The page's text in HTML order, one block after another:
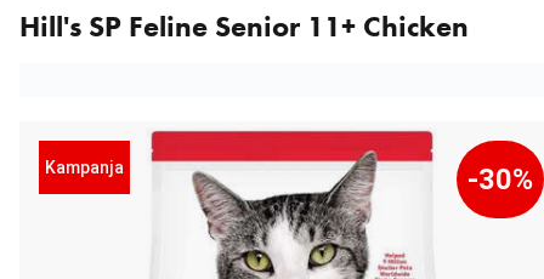
Eläinlääkäriruoat
Tuotemerkit
Hill's SP Feline Senior 11+ Chicken
Kampanja -30%